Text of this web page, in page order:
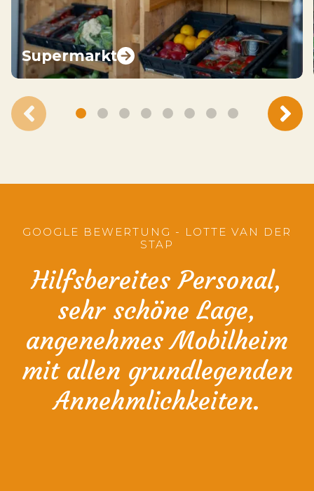
Supermarkt
GOOGLE BEWERTUNG - LOTTE VAN DER
STAP
Hilfsbereites Personal,
sehr schöne Lage,
angenehmes Mobilheim
mit allen grundlegenden
Annehmlichkeiten.